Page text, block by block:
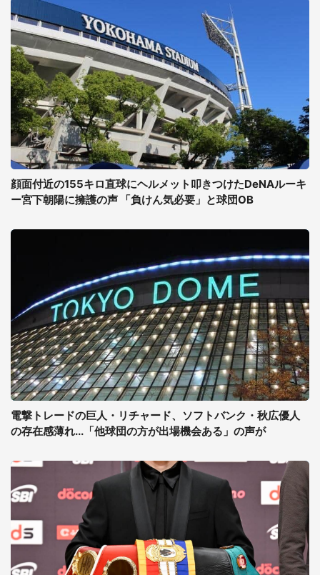
顔面付近の155キロ直球にヘルメット叩きつけたDeNAルーキ
ー宮下朝陽に擁護の声 「負けん気必要」と球団OB
電撃トレードの巨人・リチャード、ソフトバンク・秋広優人
の存在感薄れ...「他球団の方が出場機会ある」の声が